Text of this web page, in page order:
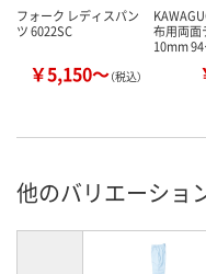
フォーク レディスパン
ツ 6022SC
￥5,150～（税込）
布用両面
10mm
他のバリエーショ